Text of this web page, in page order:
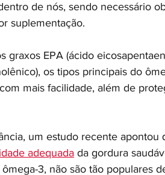
de nós, sendo necessário
suplementação.
graxos EPA (ácido
os tipos principais do
mais facilidade, além de
um estudo recente
adequada da gordura
3, não são tão populares